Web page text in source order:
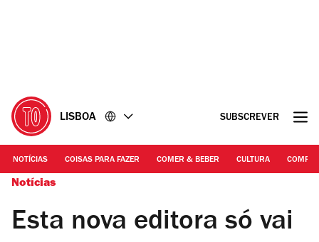
LISBOA SUBSCREVER
NOTÍCIAS COISAS PARA FAZER COMER & BEBER CULTURA
Notícias
Esta nova editora só vai